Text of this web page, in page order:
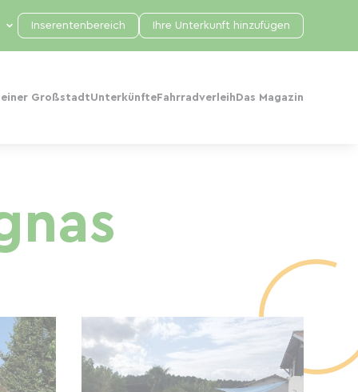
einer GroßstadtUnterkünfte Fahrradverleih Das Magazin
Inserentenbereich Ihre Unterkunft hinzufügen